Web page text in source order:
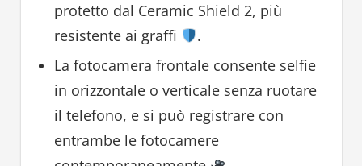
protetto dal Ceramic Shield 2, più
resistente ai graffi
.
La fotocamera frontale consente selfie
in orizzontale o verticale senza ruotare
il telefono, e si può registrare con
entrambe le fotocamere